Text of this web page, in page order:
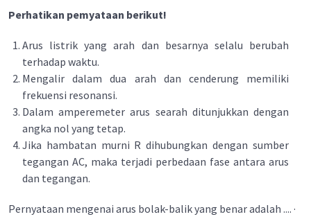
Perhatikan pemyataan berikut!
Arus listrik yang arah dan besarnya selalu berubah
terhadap waktu.
Mengalir dalam dua arah dan cenderung memiliki
frekuensi resonansi.
Dalam amperemeter arus searah ditunjukkan dengan
angka nol yang tetap.
Jika hambatan murni R dihubungkan dengan sumber
tegangan AC, maka terjadi perbedaan fase antara arus
dan tegangan.
Pernyataan mengenai arus bolak-balik yang benar adalah .... ·